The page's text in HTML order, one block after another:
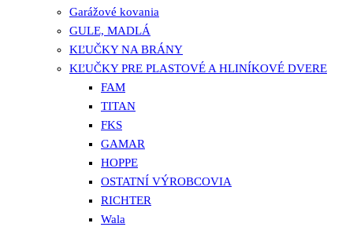
Garážové kovania
GULE, MADLÁ
KĽUČKY NA BRÁNY
KĽUČKY PRE PLASTOVÉ A HLINÍKOVÉ DVERE
FAM
TITAN
FKS
GAMAR
HOPPE
OSTATNÍ VÝROBCOVIA
RICHTER
Wala